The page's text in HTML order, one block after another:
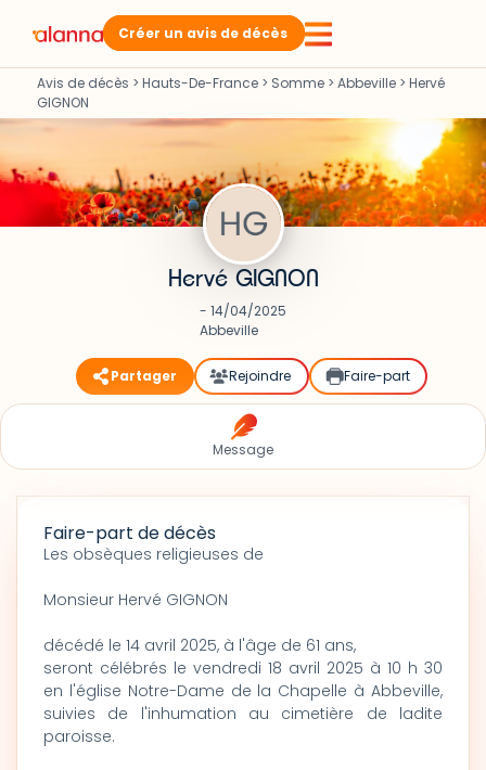
Créer un avis de décès
Avis de décès > Hauts-De-France > Somme > Abbeville > Hervé
GIGNON
Hervé GIGNON
- 14/04/2025
Abbeville
Partager Rejoindre Faire-part
Message
Faire-part de décès
Les obsèques religieuses de
Monsieur Hervé GIGNON
décédé le 14 avril 2025, à l'âge de 61 ans,
seront célébrés le vendredi 18 avril 2025 à 10 h 30
en l'église Notre-Dame de la Chapelle à Abbeville,
suivies de l'inhumation au cimetière de ladite
paroisse.